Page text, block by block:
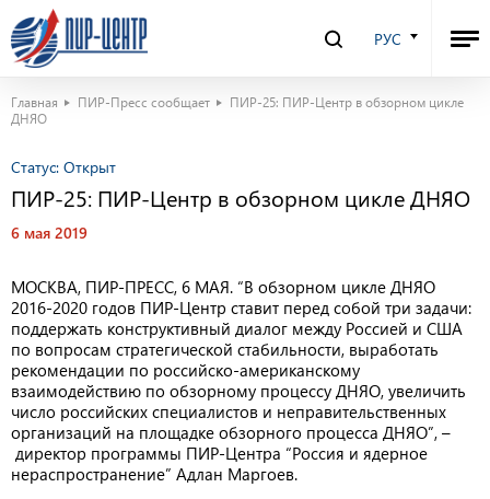
РУС
Главная ПИР-Пресс сообщает
ПИР-25: ПИР-Центр в обзорном цикле
ДНЯО
Статус: Открыт
ПИР-25: ПИР-Центр в обзорном цикле ДНЯО
6 мая 2019
МОСКВА, ПИР-ПРЕСС, 6 МАЯ. “В обзорном цикле ДНЯО
2016-2020 годов ПИР-Центр ставит перед собой три задачи:
поддержать конструктивный диалог между Россией и США
по вопросам стратегической стабильности, выработать
рекомендации по российско-американскому
взаимодействию по обзорному процессу ДНЯО, увеличить
число российских специалистов и неправительственных
организаций на площадке обзорного процесса ДНЯО”, –
директор программы ПИР-Центра “Россия и ядерное
нераспространение” Адлан Маргоев.